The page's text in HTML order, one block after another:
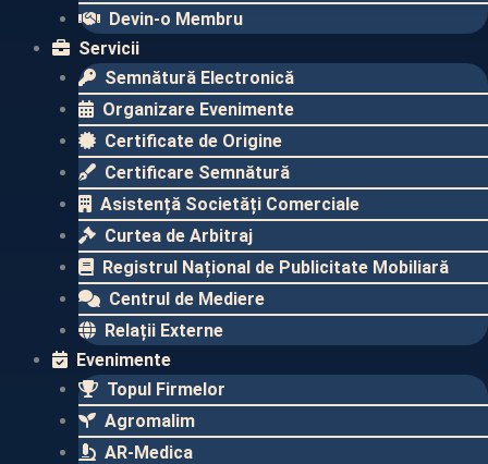
Devin-o Membru
Servicii
Semnătură Electronică
Organizare Evenimente
Certificate de Origine
Certificare Semnătură
Asistență Societăți Comerciale
Curtea de Arbitraj
Registrul Național de Publicitate Mobiliară
Centrul de Mediere
Relații Externe
Evenimente​
Topul Firmelor​
Agromalim
AR-Medica